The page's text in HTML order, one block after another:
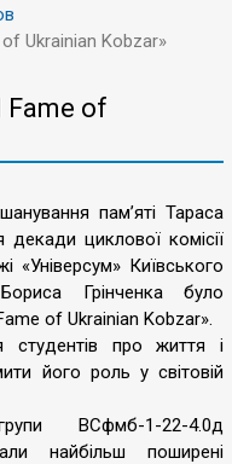
of Ukrainian Kobzar»
Fame of
пам’яті Тараса
циклової комісії
Київського
Грінченка було
of Ukrainian Kobzar».
про життя і
його роль у світовій
ВСфмб-1-22-4.0д
найбільш поширені